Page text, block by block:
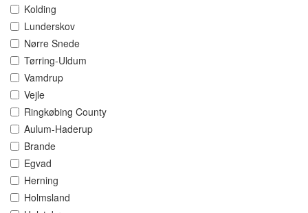
Kolding
Lunderskov
Nørre Snede
Tørring-Uldum
Vamdrup
Vejle
Ringkøbing County
Aulum-Haderup
Brande
Egvad
Herning
Holmsland